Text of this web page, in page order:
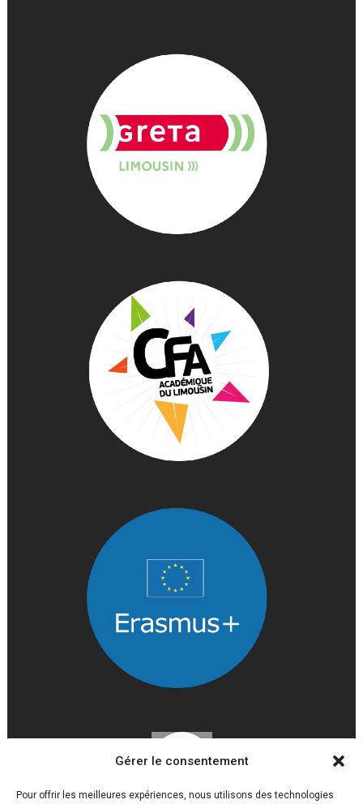
Gérer le consentement
Pour offrir les meilleures expériences, nous utilisons des technologies